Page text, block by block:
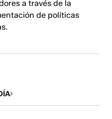
a través de la
de políticas